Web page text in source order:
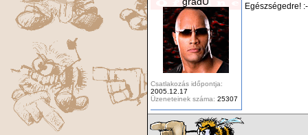
Csatlakozás időpontja:
2005.12.17
Üzeneteinek száma: 25307
Egészségedre!